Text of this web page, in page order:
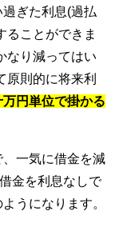
ぎた利息(過払
ることができま
なり減ってはい
原則的に将来利
万円単位で掛かる
一気に借金を減
金を利息なしで
うになります。